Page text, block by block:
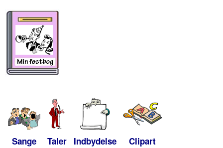
Sange Taler Indbydelse Clipart